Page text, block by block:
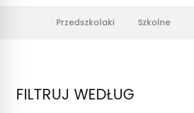
Przedszkolaki Szkolne
FILTRUJ WEDŁUG